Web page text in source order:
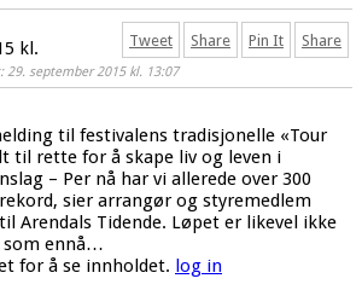
Tweet Share Pin It Share
kl.
29. september 2015 kl. 13:07
til festivalens tradisjonelle «Tour
til rette for å skape liv og leven i
– Per nå har vi allerede over 300
sier arrangør og styremedlem
Arendals Tidende. Løpet er likevel ikke
ennå…
for å se innholdet. log in